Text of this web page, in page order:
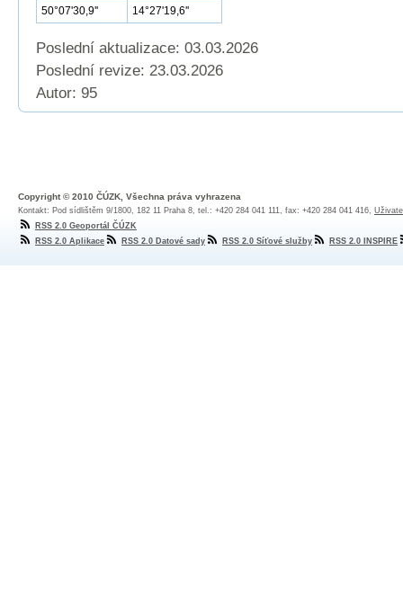
50°07'30,9''
14°27'19,6''
Poslední aktualizace: 03.03.2026
Poslední revize: 23.03.2026
Autor: 95
Copyright © 2010 ČÚZK, Všechna práva vyhrazena
Kontakt: Pod sídlištěm 9/1800, 182 11 Praha 8, tel.: +420 284 041 111, fax: +420 284 041 416,
RSS 2.0 Geoportál ČÚZK
RSS 2.0 Aplikace
RSS 2.0 Datové sady RSS 2.0 Síťové služby RSS 2.0 INSPIRE